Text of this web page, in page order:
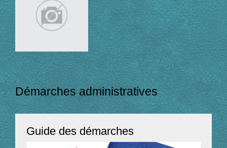
Démarches administratives
Guide des démarches